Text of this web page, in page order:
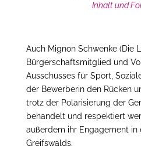
Inhalt und
Auch Mignon Schwenke (Die
Bürgerschaftsmitglied und
Ausschusses für Sport,
der Bewerberin den Rücken
trotz der Polarisierung der
behandelt und respektiert
außerdem ihr Engagement
Greifswalds.